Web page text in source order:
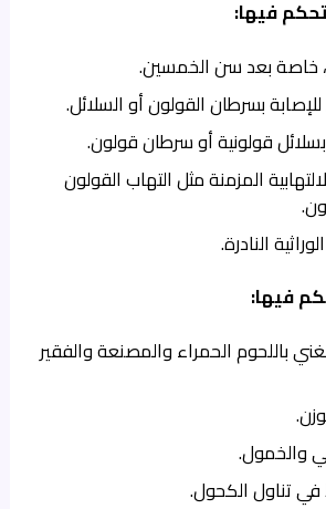
فيها:
خاصة بعد سن الخمسين.
بسرطان القولون أو السلائل.
قولونية أو سرطان قولون.
المزمنة مثل التهاب القولون
النادرة.
فيها:
باللحوم الحمراء والمصنعة والفقير
والخمول.
في تناول الكحول.